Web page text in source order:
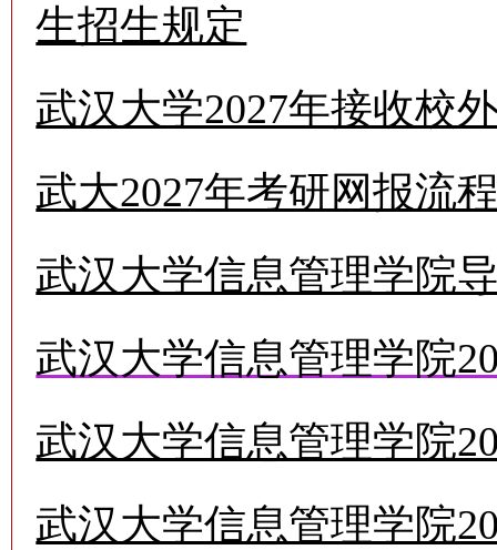
生招生规定
武汉大学2027年接收校
武大2027年考研网报流
武汉大学信息管理学院
武汉大学信息管理学院
武汉大学信息管理学院
武汉大学信息管理学院